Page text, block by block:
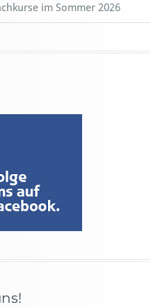
im Sommer 2026